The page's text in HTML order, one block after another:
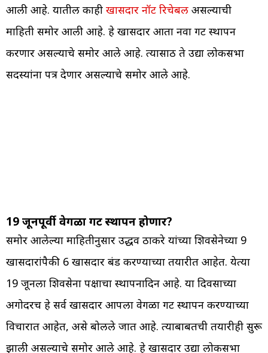
आली आहे. यातील काही खासदार नॉट रिचेबल असल्याची
माहिती समोर आली आहे. हे खासदार आता नवा गट स्थापन
करणार असल्याचे समोर आले आहे. त्यासाठी ते उद्या लोकसभा
सदस्यांना पत्र देणार असल्याचे समोर आले आहे.
19 जूनपूर्वी वेगळा गट स्थापन होणार?
समोर आलेल्या माहितीनुसार उद्धव ठाकरे यांच्या शिवसेनेच्या 9
खासदारांपैकी 6 खासदार बंड करण्याच्या तयारीत आहेत. येत्या
19 जूनला शिवसेना पक्षाचा स्थापनादिन आहे. या दिवसाच्या
अगोदरच हे सर्व खासदार आपला वेगळा गट स्थापन करण्याच्या
विचारात आहेत, असे बोलले जात आहे. त्याबाबतची तयारीही सुरू
झाली असल्याचे समोर आले आहे. हे खासदार उद्या लोकसभा